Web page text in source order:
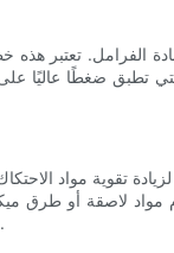
الفرامل. تعتبر هذه
تطبق ضغطًا عاليًا
تقوية مواد
لاصقة أو طرق
حاسمة في ضمان سلامة تيل الفرامل وثباتها الهيكلي، خاصة في ظل الظروف القاسية التي ستتعرض لها أثناء الاستخدام.